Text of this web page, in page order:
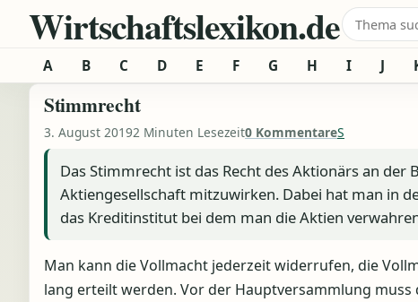
Zum Inhalt springen
Wirtschaftslexikon.deSuche
A B C D E F G H I J
Stimmrecht
3. August 20192 Minuten Lesezeit0 KommentareS
Das Stimmrecht ist das Recht des Aktionärs an
Aktiengesellschaft mitzuwirken. Dabei hat man in
das Kreditinstitut bei dem man die Aktien
Man kann die Vollmacht jederzeit widerrufen, die
lang erteilt werden. Vor der Hauptversammlung